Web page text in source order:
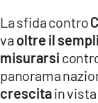
La sfida contro
va oltre il
misurarsi
panorama
crescitain